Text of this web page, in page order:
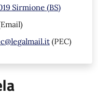
Sirmione (BS)
(PEC)